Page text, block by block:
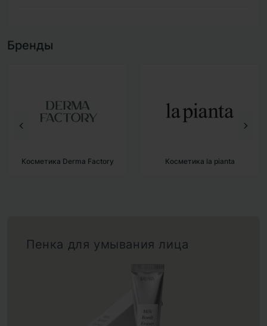
Бренды
Factory Косметика la pianta
Пенка для умывания лица